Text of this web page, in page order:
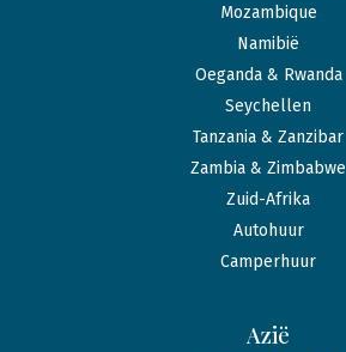
Mozambique
Namibië
Oeganda & Rwanda
Seychellen
Tanzania & Zanzibar
Zambia & Zimbabwe
Zuid-Afrika
Autohuur
Camperhuur
Azië